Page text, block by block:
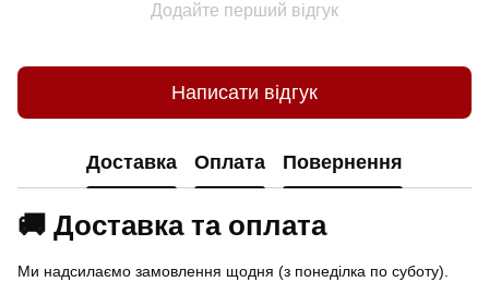
Додайте перший відгук
Написати відгук
Доставка Оплата Повернення
🚚 Доставка та оплата
Ми надсилаємо замовлення щодня (з понеділка по суботу).